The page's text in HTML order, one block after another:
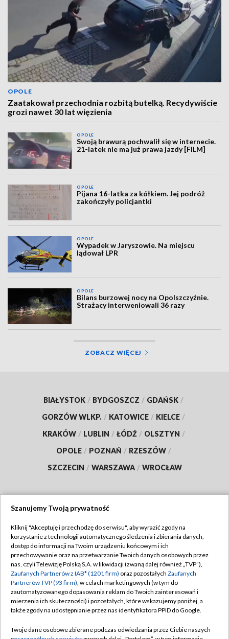
OPOLE
Zaatakował przechodnia rozbitą butelką. Recydywiście
grozi nawet 30 lat więzienia
OPOLE
Swoją brawurą pochwalił się w internecie.
21-latek nie ma już prawa jazdy [FILM]
OPOLE
Pijana 16-latka za kółkiem. Jej podróż
zakończyły policjantki
OPOLE
Wypadek w Jaryszowie. Na miejscu
lądował LPR
OPOLE
Bilans burzowej nocy na Opolszczyźnie.
Strażacy interweniowali 36 razy
ZOBACZ WIĘCEJ
BIAŁYSTOK / BYDGOSZCZ / GDAŃSK /
GORZÓW WLKP. / KATOWICE / KIELCE /
KRAKÓW / LUBLIN / ŁÓDŹ / OLSZTYN /
OPOLE / POZNAŃ / RZESZÓW /
SZCZECIN / WARSZAWA / WROCŁAW
TVP
Abonament TVP
Emisja w TVP
Centrum informacji TVP
Naziemna Telewizja Cyfrowa
Regulamin TVP
Polityka prywatności
Moje zgody
Pomoc
Szanujemy Twoją prywatność
Kliknij "Akceptuję i przechodzę do serwisu", aby wyrazić zgody na
korzystanie z technologii automatycznego śledzenia i zbierania danych,
dostęp do informacji na Twoim urządzeniu końcowym i ich
przechowywanie oraz na przetwarzanie Twoich danych osobowych przez
nas, czyli Telewizję Polską S.A. w likwidacji (zwaną dalej również „TVP”),
Zaufanych Partnerów z IAB* (1201 firm) oraz pozostałych Zaufanych
Partnerów TVP (93 firm), w celach marketingowych (w tym do
zautomatyzowanego dopasowania reklam do Twoich zainteresowań i
mierzenia ich skuteczności) i pozostałych, które wskazujemy poniżej, a
także zgody na udostępnianie przez nas identyfikatora PPID do Google.
Twoje dane osobowe zbierane podczas odwiedzania przez Ciebie naszych